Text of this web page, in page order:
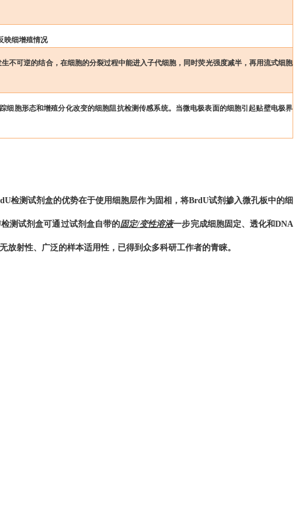
映细增殖情况
不可逆的结合，在细胞的分裂过程中能进入子代细胞，同时荧光强度减半，再用流式细胞
细胞形态和增殖分化改变的细胞阻抗检测传感系统。当微电极表面的细胞引起贴壁电极界
检测试剂盒的优势在于使用细胞层作为固相，将BrdU试剂掺入微孔板中的细
测试剂盒可通过试剂盒自带的固定/变性溶液一步完成细胞固定、透化和DNA
无放射性、 广泛的样本适用性 ，已得到众多科研工作者的青睐。